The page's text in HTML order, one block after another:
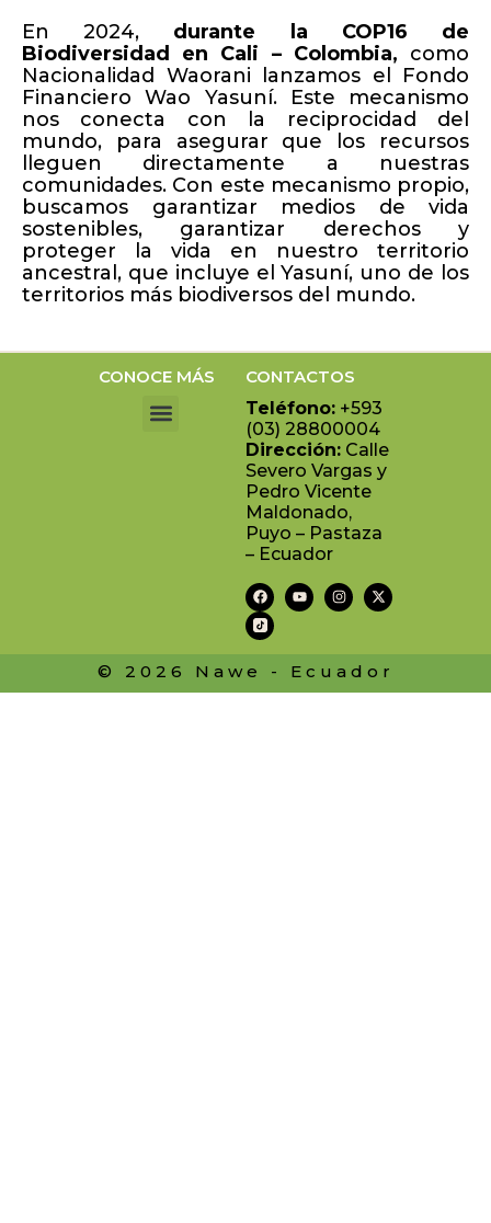
En 2024, durante la COP16 de
Biodiversidad en Cali – Colombia, como
Nacionalidad Waorani lanzamos el Fondo
Financiero Wao Yasuní. Este mecanismo
nos conecta con la reciprocidad del
mundo, para asegurar que los recursos
lleguen directamente a nuestras
comunidades. Con este mecanismo propio,
buscamos garantizar medios de vida
sostenibles, garantizar derechos y
proteger la vida en nuestro territorio
ancestral, que incluye el Yasuní, uno de los
territorios más biodiversos del mundo.
CONOCE MÁS
CONTACTOS
Teléfono: +593
(03) 28800004
Dirección: Calle
Severo Vargas y
Pedro Vicente
Maldonado,
Puyo – Pastaza
– Ecuador
© 2026 Nawe - Ecuador